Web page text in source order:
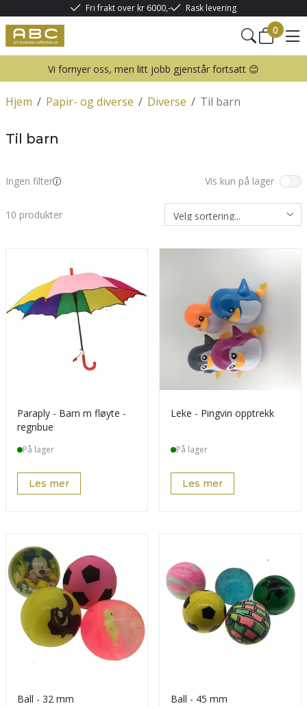
Fri frakt over kr 6000,- Rask levering
0
Vi fornyer oss, men litt jobb gjenstår fortsatt 😊
/
Hjem /
Papir- og diverse /
Diverse Til barn
Til barn
Ingen filter Vis kun på lager
10 produkter
Paraply - Barn m fløyte -
regnbue
På lager
Les mer
Leke - Pingvin opptrekk
På lager
Les mer
Ball - 32 mm Ball - 45 mm